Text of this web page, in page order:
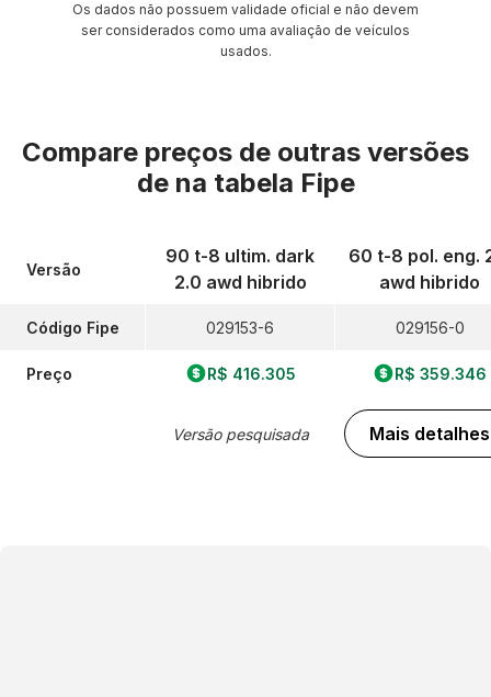
Os dados não possuem validade oficial e não devem
ser considerados como uma avaliação de veículos
usados.
Compare preços de outras versões
de na tabela Fipe
Versão
Código Fipe
Preço
90 t-8 ultim. dark
2.0 awd hibrido
029153-6
R$ 416.305
Versão pesquisada
60 t-8 pol. eng.
awd hibrido
029156-0
R$ 359.346
Mais detalhes